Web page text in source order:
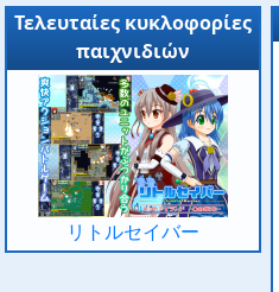
Τελευταίες κυκλοφορίες
παιχνιδιών
リトルセイバー